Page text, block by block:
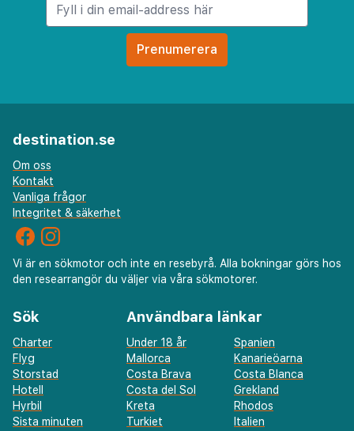
destination.se
Om oss
Kontakt
Vanliga frågor
Integritet & säkerhet
Vi är en sökmotor och inte en resebyrå. Alla bokningar görs hos
den researrangör du väljer via våra sökmotorer.
Sök
Charter
Flyg
Storstad
Hotell
Hyrbil
Sista minuten
Användbara länkar
Under 18 år
Spanien
Mallorca
Kanarieöarna
Costa Brava
Costa Blanca
Costa del Sol
Grekland
Kreta
Rhodos
Turkiet
Italien